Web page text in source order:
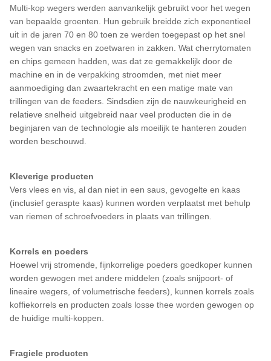
Multi-kop wegers werden aanvankelijk gebruikt voor het wegen
van bepaalde groenten. Hun gebruik breidde zich exponentieel
uit in de jaren 70 en 80 toen ze werden toegepast op het snel
wegen van snacks en zoetwaren in zakken. Wat cherrytomaten
en chips gemeen hadden, was dat ze gemakkelijk door de
machine en in de verpakking stroomden, met niet meer
aanmoediging dan zwaartekracht en een matige mate van
trillingen van de feeders. Sindsdien zijn de nauwkeurigheid en
relatieve snelheid uitgebreid naar veel producten die in de
beginjaren van de technologie als moeilijk te hanteren zouden
worden beschouwd.
Kleverige producten
Vers vlees en vis, al dan niet in een saus, gevogelte en kaas
(inclusief geraspte kaas) kunnen worden verplaatst met behulp
van riemen of schroefvoeders in plaats van trillingen.
Korrels en poeders
Hoewel vrij stromende, fijnkorrelige poeders goedkoper kunnen
worden gewogen met andere middelen (zoals snijpoort- of
lineaire wegers, of volumetrische feeders), kunnen korrels zoals
koffiekorrels en producten zoals losse thee worden gewogen op
de huidige multi-koppen.
Fragiele producten